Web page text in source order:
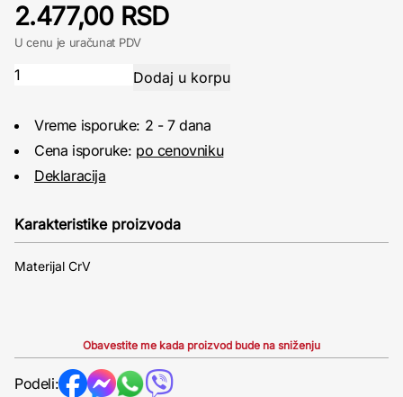
2.477,00 RSD
U cenu je uračunat PDV
Vreme isporuke: 2 - 7 dana
Cena isporuke: po cenovniku
Deklaracija
Karakteristike proizvoda
Materijal CrV
Obavestite me kada proizvod bude na sniženju
Podeli: